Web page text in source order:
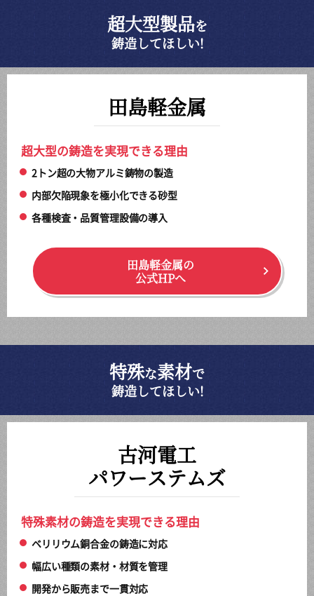
超大型製品を
鋳造してほしい!
田島軽金属
超大型の鋳造を実現できる理由
2トン超の大物アルミ鋳物の製造
内部欠陥現象を極小化できる砂型
各種検査・品質管理設備の導入
田島軽金属の
公式HPへ
特殊な素材で
鋳造してほしい!
古河電工
パワーステムズ
特殊素材の鋳造を実現できる理由
ベリリウム銅合金の鋳造に対応
幅広い種類の素材・材質を管理
開発から販売まで一貫対応